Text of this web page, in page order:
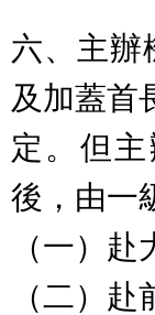
六、主辦
及加蓋首
定。但
後，由一
（一）
（二）